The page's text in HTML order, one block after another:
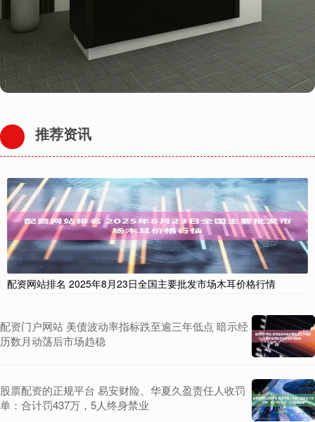
推荐资讯
配资网站排名 2025年8月23日全国主要批发市场木耳价格行情
配资门户网站 美债波动率指标跌至逾三年低点 暗示经
历数月动荡后市场趋稳
股票配资的正规平台 易安财险、华夏久盈责任人收罚
单：合计罚437万，5人终身禁业